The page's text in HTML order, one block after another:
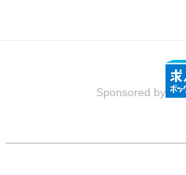
Sponsored by